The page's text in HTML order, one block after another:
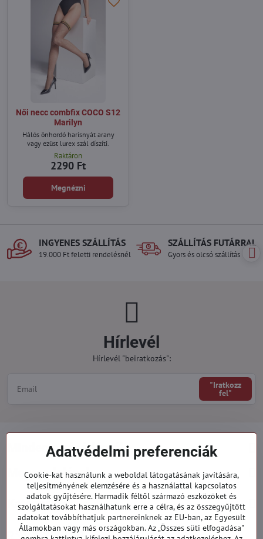
Női necc combfix COCO S12
Marilyn
Hálós önhordó harisnyát arany
vagy ezüst lurex szál díszíti.
Raktáron
2290 Ft
Megnézni
INGYENES SZÁLLÍTÁS
19.000 Ft feletti rendelésnél
SZÁLLÍTÁS FUTÁRRAL
Gyors és olcsó szállítás
Hírlevél
Hírlevél "beiratkozás":
"Iratkozz
fel"
Minden a vásárlásról
Megrendelések
Kategóriák
919 060 751
Adatvédelmi preferenciák
Cookie-kat használunk a weboldal látogatásának javítására,
teljesítményének elemzésére és a használattal kapcsolatos
adatok gyűjtésére. Harmadik féltől származó eszközöket és
szolgáltatásokat használhatunk erre a célra, és az összegyűjtött
adatokat továbbíthatjuk partnereinknek az EU-ban, az Egyesült
Államokban vagy más országokban. Az „Összes süti elfogadása"